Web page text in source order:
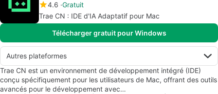
4.6 Gratuit
Trae CN : IDE d'IA Adaptatif pour Mac
Télécharger gratuit pour Windows
Autres plateformes
Trae CN est un environnement de développement intégré (IDE)
conçu spécifiquement pour les utilisateurs de Mac, offrant des outils
avancés pour le développement avec…